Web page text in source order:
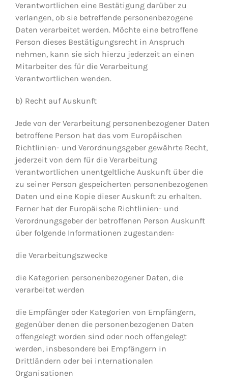
Verantwortlichen eine Bestätigung darüber zu
verlangen, ob sie betreffende personenbezogene
Daten verarbeitet werden. Möchte eine betroffene
Person dieses Bestätigungsrecht in Anspruch
nehmen, kann sie sich hierzu jederzeit an einen
Mitarbeiter des für die Verarbeitung
Verantwortlichen wenden.
b) Recht auf Auskunft
Jede von der Verarbeitung personenbezogener Daten
betroffene Person hat das vom Europäischen
Richtlinien- und Verordnungsgeber gewährte Recht,
jederzeit von dem für die Verarbeitung
Verantwortlichen unentgeltliche Auskunft über die
zu seiner Person gespeicherten personenbezogenen
Daten und eine Kopie dieser Auskunft zu erhalten.
Ferner hat der Europäische Richtlinien- und
Verordnungsgeber der betroffenen Person Auskunft
über folgende Informationen zugestanden:
die Verarbeitungszwecke
die Kategorien personenbezogener Daten, die
verarbeitet werden
die Empfänger oder Kategorien von Empfängern,
gegenüber denen die personenbezogenen Daten
offengelegt worden sind oder noch offengelegt
werden, insbesondere bei Empfängern in
Drittländern oder bei internationalen
Organisationen